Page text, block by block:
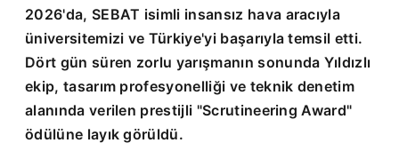
2026'da, SEBAT isimli insansız hava aracıyla
üniversitemizi ve Türkiye'yi başarıyla temsil etti.
Dört gün süren zorlu yarışmanın sonunda Yıldızlı
ekip, tasarım profesyonelliği ve teknik denetim
alanında verilen prestijli "Scrutineering Award"
ödülüne layık görüldü.